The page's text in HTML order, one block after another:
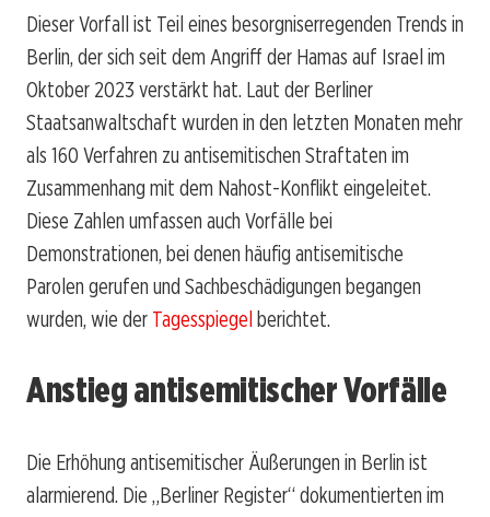
Dieser Vorfall ist Teil eines besorgniserregenden Trends in
Berlin, der sich seit dem Angriff der Hamas auf Israel im
Oktober 2023 verstärkt hat. Laut der Berliner
Staatsanwaltschaft wurden in den letzten Monaten mehr
als 160 Verfahren zu antisemitischen Straftaten im
Zusammenhang mit dem Nahost-Konflikt eingeleitet.
Diese Zahlen umfassen auch Vorfälle bei
Demonstrationen, bei denen häufig antisemitische
Parolen gerufen und Sachbeschädigungen begangen
wurden, wie der Tagesspiegelberichtet.
Anstieg antisemitischer Vorfälle
Die Erhöhung antisemitischer Äußerungen in Berlin ist
alarmierend. Die „Berliner Register“ dokumentierten im